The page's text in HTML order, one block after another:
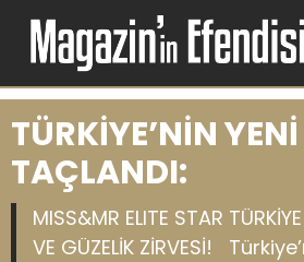
TÜRKİYE’NİN
TAÇLANDI:
MISS&MR ELITE STAR
VE GÜZELİK ZİRVESİ!